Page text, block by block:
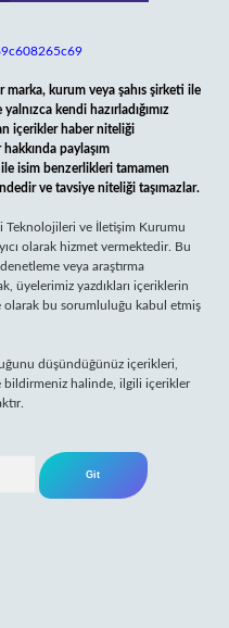
kurum veya şahıs şirketi ile
kendi hazırladığımız
içerikler haber niteliği
paylaşım
isim benzerlikleri tamamen
ve tavsiye niteliği taşımazlar.
Teknolojileri ve İletişim Kurumu
olarak hizmet vermektedir. Bu
veya araştırma
üyelerimiz yazdıkları içeriklerin
olarak bu sorumluluğu kabul etmiş
düşündüğünüz içerikleri,
bildirmeniz halinde, ilgili içerikler